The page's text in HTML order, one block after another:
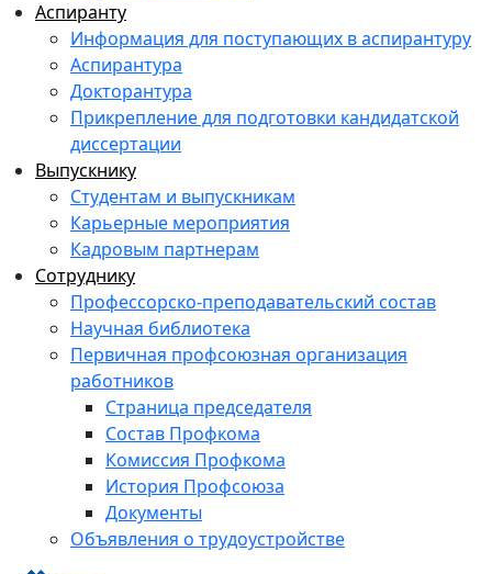
Аспиранту
Информация для поступающих в аспирантуру
Аспирантура
Докторантура
Прикрепление для подготовки кандидатской
диссертации
Выпускнику
Студентам и выпускникам
Карьерные мероприятия
Кадровым партнерам
Сотруднику
Профессорско-преподавательский состав
Научная библиотека
Первичная профсоюзная организация
работников
Страница председателя
Состав Профкома
Комиссия Профкома
История Профсоюза
Документы
Объявления о трудоустройстве